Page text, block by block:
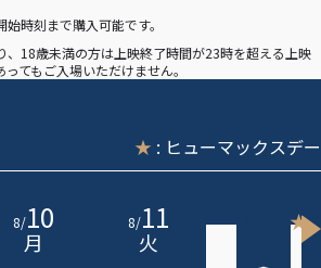
時刻まで購入可能です。
18歳未満の方は上映終了時間が23時を超える上映
てもご入場いただけません。
★ : ヒューマックスデー
8/10
月
8/11
火
★